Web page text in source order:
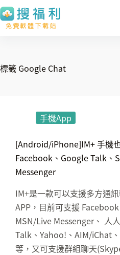
跳
至
內
容
標籤 Google Chat
手機App
[Android/iPhone]IM+ 手機
Facebook、Google Talk、
Messenger
IM+是一款可以支援多方通
APP，目前可支援
MSN/Live Messenger、 人
Talk、Yahoo!、AIM/iChat
等，又可支援群組聊天